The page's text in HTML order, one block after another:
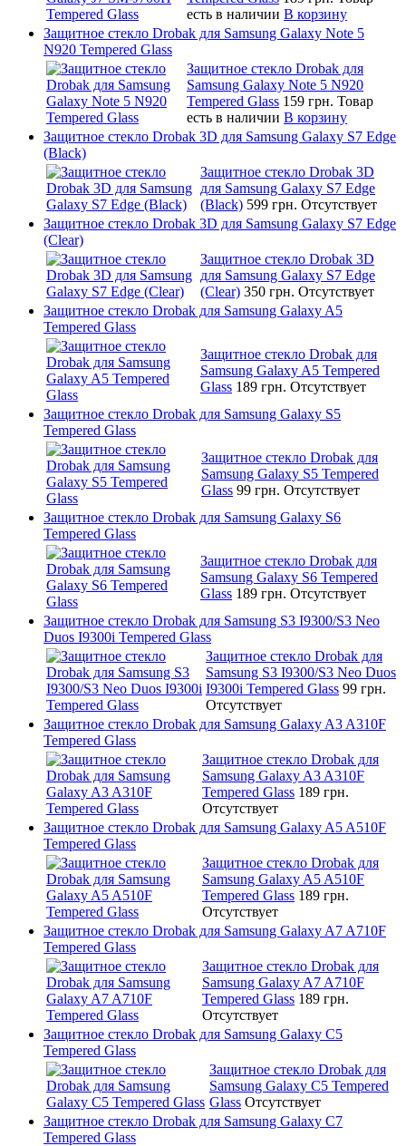
есть в наличии В корзину
Защитное стекло Drobak для Samsung Galaxy Note 5
N920 Tempered Glass
Защитное стекло Drobak для
Samsung Galaxy Note 5 N920
Tempered Glass 159 грн. Товар
есть в наличии В корзину
Защитное стекло Drobak 3D для Samsung Galaxy S7 Edge
(Black)
Защитное стекло Drobak 3D
для Samsung Galaxy S7 Edge
(Black) 599 грн. Отсутствует
Защитное стекло Drobak 3D для Samsung Galaxy S7 Edge
(Clear)
Защитное стекло Drobak 3D
для Samsung Galaxy S7 Edge
(Clear) 350 грн. Отсутствует
Защитное стекло Drobak для Samsung Galaxy A5
Tempered Glass
Защитное стекло Drobak для
Samsung Galaxy A5 Tempered
Glass 189 грн. Отсутствует
Защитное стекло Drobak для Samsung Galaxy S5
Tempered Glass
Защитное стекло Drobak для
Samsung Galaxy S5 Tempered
Glass 99 грн. Отсутствует
Защитное стекло Drobak для Samsung Galaxy S6
Tempered Glass
Защитное стекло Drobak для
Samsung Galaxy S6 Tempered
Glass 189 грн. Отсутствует
Защитное стекло Drobak для Samsung S3 I9300/S3 Neo
Duos I9300i Tempered Glass
Защитное стекло Drobak для
Samsung S3 I9300/S3 Neo Duos
I9300i Tempered Glass 99 грн.
Отсутствует
Защитное стекло Drobak для Samsung Galaxy A3 A310F
Tempered Glass
Защитное стекло Drobak для
Samsung Galaxy A3 A310F
Tempered Glass 189 грн.
Отсутствует
Защитное стекло Drobak для Samsung Galaxy A5 A510F
Tempered Glass
Защитное стекло Drobak для
Samsung Galaxy A5 A510F
Tempered Glass 189 грн.
Отсутствует
Защитное стекло Drobak для Samsung Galaxy A7 A710F
Tempered Glass
Защитное стекло Drobak для
Samsung Galaxy A7 A710F
Tempered Glass 189 грн.
Отсутствует
Защитное стекло Drobak для Samsung Galaxy C5
Tempered Glass
Защитное стекло Drobak для
Samsung Galaxy C5 Tempered
Glass Отсутствует
Защитное стекло Drobak для Samsung Galaxy C7
Tempered Glass